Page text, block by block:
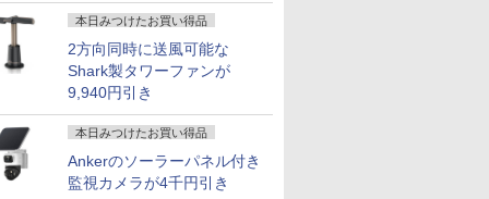
本日みつけたお買い得品
2方向同時に送風可能な
Shark製タワーファンが
9,940円引き
本日みつけたお買い得品
Ankerのソーラーパネル付き
監視カメラが4千円引き